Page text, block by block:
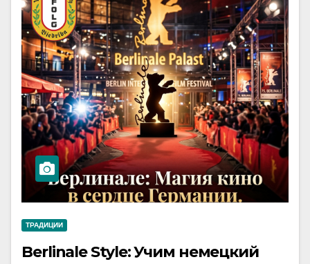
ТРАДИЦИИ
Berlinale Style: Учим немецкий